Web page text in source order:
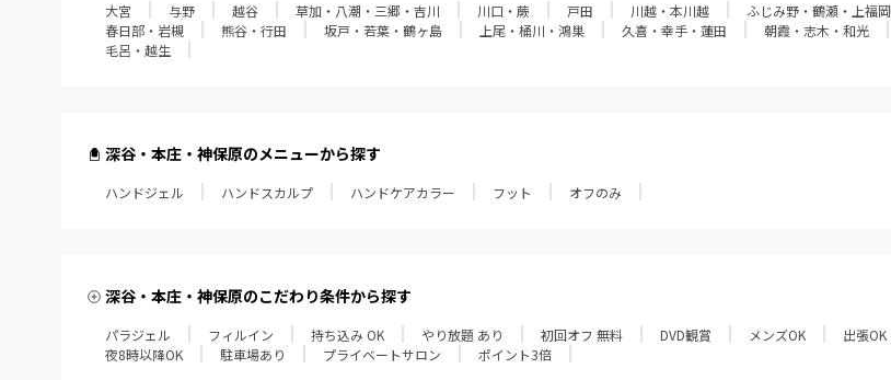
大宮 与野 越谷 草加・八潮・三郷・吉川 川口・蕨 戸田 川越・本川越 ふじみ野・鶴瀬・上福岡
春日部・岩槻
熊谷・行田 坂戸・若葉・鶴ヶ島 上尾・桶川・鴻巣 久喜・幸手・蓮田 朝霞・志木・和光
毛呂・越生
深谷・本庄・神保原のメニューから探す
ハンドジェル ハンドスカルプ ハンドケアカラー フット オフのみ
深谷・本庄・神保原のこだわり条件から探す
パラジェル フィルイン 持ち込み OK やり放題 あり 初回オフ 無料 DVD観賞 メンズOK 出張OK
夜8時以降OK
駐車場あり プライベートサロン ポイント3倍